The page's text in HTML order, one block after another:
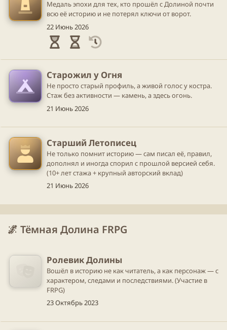
Медаль эпохи для тех, кто прошёл с Долиной почти
всю её историю и не потерял ключи от ворот.
22 Июнь 2026
Старожил у Огня
Не просто старый профиль, а живой голос у костра.
Стаж без активности — камень, а здесь огонь.
21 Июнь 2026
Старший Летописец
Не только помнит историю — сам писал её, правил,
дополнял и иногда спорил с прошлой версией себя.
(10+ лет стажа + крупный авторский вклад)
21 Июнь 2026
🌌 Тёмная Долина FRPG
Ролевик Долины
Вошёл в историю не как читатель, а как персонаж — с
характером, следами и последствиями. (Участие в
FRPG)
23 Октябрь 2023